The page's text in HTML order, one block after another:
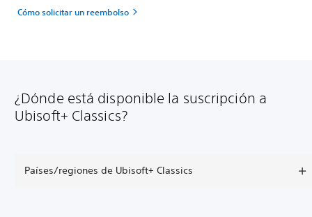
Cómo solicitar un reembolso
¿Dónde está disponible la suscripción a
Ubisoft+ Classics?
Países/regiones de Ubisoft+ Classics